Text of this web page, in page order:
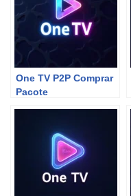
One TV P2P Comprar
Pacote